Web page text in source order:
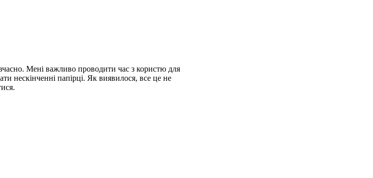
Мені важливо проводити час з користю для
нескінченні папірці. Як виявилося, все це не